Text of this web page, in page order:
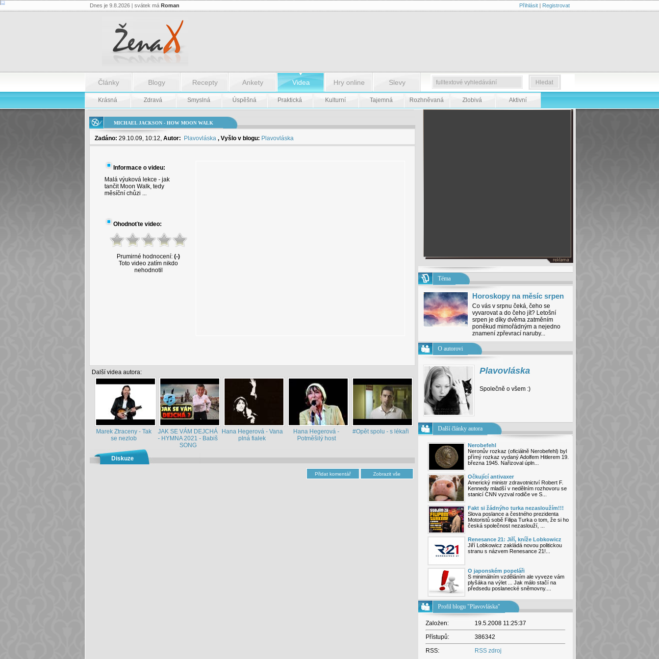
Michael
Moon
Dnes je 9.8.2026 | svátek má Roman Přihlásit| Registrovat
Články Blogy Recepty Ankety Videa Hry online Slevy
Krásná Zdravá Smyslná Úspěšná Praktická Kulturní Tajemná Rozhněvaná Zlobivá Aktivní
MICHAEL JACKSON - HOW MOON WALK
Zadáno: 29.10.09, 10:12, Autor: Plavovláska , Vyšlo v blogu: Plavovláska
Informace o videu:
Malá výuková lekce - jak
tančit Moon Walk, tedy
měsíční chůzi ...
Ohodnoťte video:
Prumirné hodnocení: (-)
Toto video zatím nikdo
nehodnotil
Další videa autora:
Marek Ztraceny - Tak
se nezlob
JAK SE VÁM DEJCHÁ
- HYMNA 2021 - Babiš
SONG
Hana Hegerová - Vana
plná fialek
Hana Hegerová -
Potměšilý host
#Opět spolu - s lékaři
Diskuze
Téma
Horoskopy na měsíc srpen
Co vás v srpnu čeká, čeho se
vyvarovat a do čeho jít? Letošní
srpen je díky dvěma zatměním
poněkud mimořádným a nejedno
znamení zpřevrací naruby...
O autorovi
Plavovláska
Společně o všem :)
Další články autora
Nerobefehl
Neronův rozkaz (oficiálně Nerobefehl) byl
přímý rozkaz vydaný Adolfem Hitlerem 19.
března 1945. Nařizoval úpln...
Očkující antivaxer
Americký ministr zdravotnictví Robert F.
Kennedy mladší v nedělním rozhovoru se
stanicí CNN vyzval rodiče ve S...
Fakt si žádnýho turka nezasloužím!!!
Slova poslance a čestného prezidenta
Motoristů sobě Filipa Turka o tom, že si ho
česká společnost nezaslouží, ...
Renesance 21: Jiří, kníže Lobkowicz
Jiří Lobkowicz zakládá novou politickou
stranu s názvem Renesance 21!...
O japonském popeláři
S minimálním vzděláním ale vyveze vám
plyšáka na výlet ... Jak málo stačí na
předsedu poslanecké sněmovny....
Profil blogu "Plavovláska"
Založen:
19.5.2008 11:25:37
Přístupů:
386342
RSS:
RSS zdroj